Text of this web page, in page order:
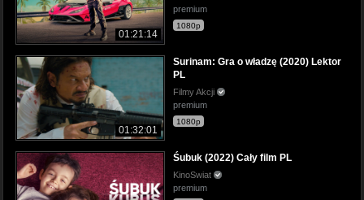
01:21:14
premium
1080p
01:32:01
Surinam: Gra o władzę (2020) Lektor
PL
Filmy Akcji
premium
1080p
Śubuk (2022) Cały film PL
KinoSwiat
premium